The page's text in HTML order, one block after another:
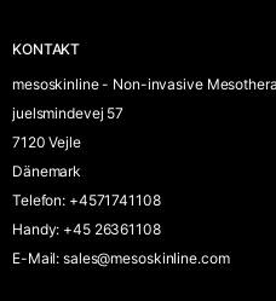
KONTAKT
mesoskinline - Non-invasive
juelsmindevej 57
7120 Vejle
Dänemark
Telefon: +4571741108
Handy: +45 26361108
E-Mail: sales@mesoskinline.com